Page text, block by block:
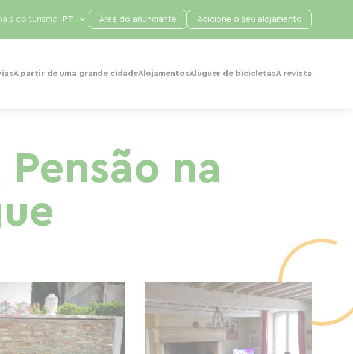
A partir de uma grande cidadeAlojamentosAluguer de bicicletasA revista
do turismo Área do anunciante Adicione o seu alojamento
na